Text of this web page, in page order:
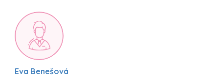
Eva Benešová